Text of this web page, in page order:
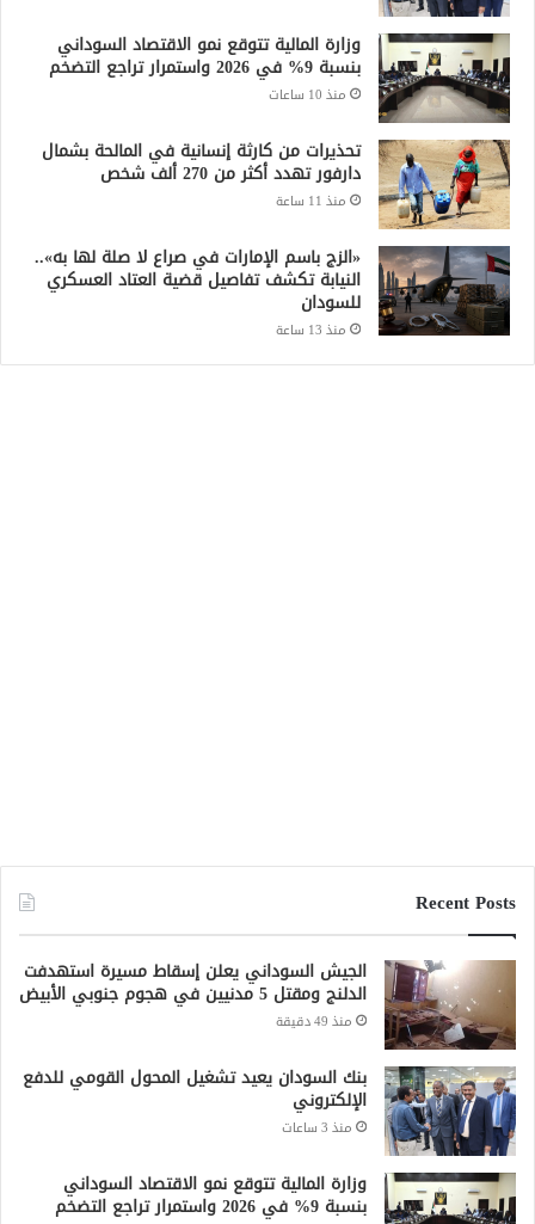
وزارة المالية تتوقع نمو الاقتصاد السوداني
بنسبة 9% في 2026 واستمرار تراجع التضخم
منذ 10 ساعات
تحذيرات من كارثة إنسانية في المالحة بشمال
دارفور تهدد أكثر من 270 ألف شخص
منذ 11 ساعة
«الزج باسم الإمارات في صراع لا صلة لها به»..
النيابة تكشف تفاصيل قضية العتاد العسكري
للسودان
منذ 13 ساعة
Recent Posts
الجيش السوداني يعلن إسقاط مسيرة استهدفت
الدلنج ومقتل 5 مدنيين في هجوم جنوبي الأبيض
منذ 49 دقيقة
بنك السودان يعيد تشغيل المحول القومي للدفع
الإلكتروني
منذ 3 ساعات
وزارة المالية تتوقع نمو الاقتصاد السوداني
بنسبة 9% في 2026 واستمرار تراجع التضخم